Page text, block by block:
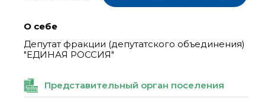
О себе
Депутат фракции (депутатского объединения)
"ЕДИНАЯ РОССИЯ"
Представительный орган поселения